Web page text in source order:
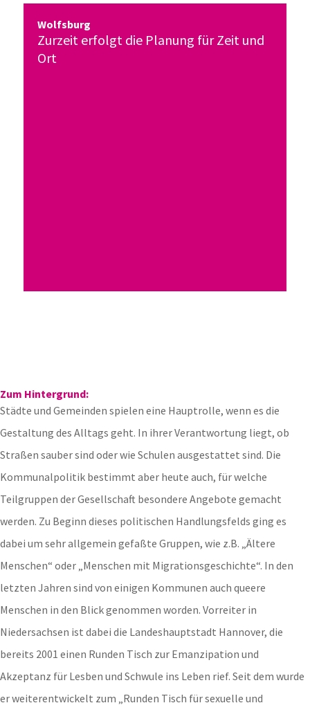
Wolfsburg
Zurzeit erfolgt die Planung für Zeit und
Ort
Zum Hintergrund:
Städte und Gemeinden spielen eine Hauptrolle, wenn es die
Gestaltung des Alltags geht. In ihrer Verantwortung liegt, ob
Straßen sauber sind oder wie Schulen ausgestattet sind. Die
Kommunalpolitik bestimmt aber heute auch, für welche
Teilgruppen der Gesellschaft besondere Angebote gemacht
werden. Zu Beginn dieses politischen Handlungsfelds ging es
dabei um sehr allgemein gefaßte Gruppen, wie z.B. „Ältere
Menschen“ oder „Menschen mit Migrationsgeschichte“. In den
letzten Jahren sind von einigen Kommunen auch queere
Menschen in den Blick genommen worden. Vorreiter in
Niedersachsen ist dabei die Landeshauptstadt Hannover, die
bereits 2001 einen Runden Tisch zur Emanzipation und
Akzeptanz für Lesben und Schwule ins Leben rief. Seit dem wurde
er weiterentwickelt zum „Runden Tisch für sexuelle und